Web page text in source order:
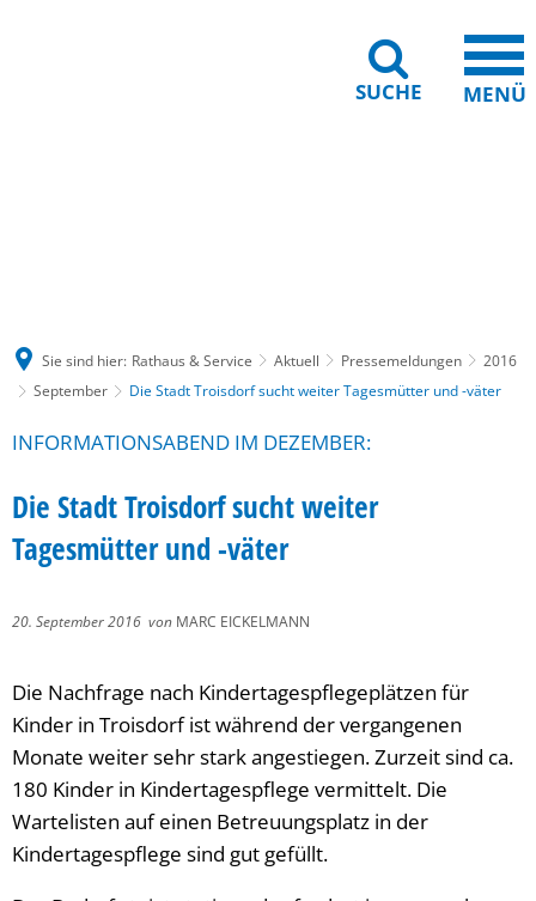
SUCHE MENÜ
Sie sind hier: Rathaus & Service Aktuell Pressemeldungen
2016
September
Die Stadt Troisdorf sucht weiter Tagesmütter und -väter
INFORMATIONSABEND IM DEZEMBER:
Die Stadt Troisdorf sucht weiter
Tagesmütter und -väter
20. September 2016 von MARC EICKELMANN
Die Nachfrage nach Kindertagespflegeplätzen für
Kinder in Troisdorf ist während der vergangenen
Monate weiter sehr stark angestiegen. Zurzeit sind ca.
180 Kinder in Kindertagespflege vermittelt. Die
Wartelisten auf einen Betreuungsplatz in der
Kindertagespflege sind gut gefüllt.